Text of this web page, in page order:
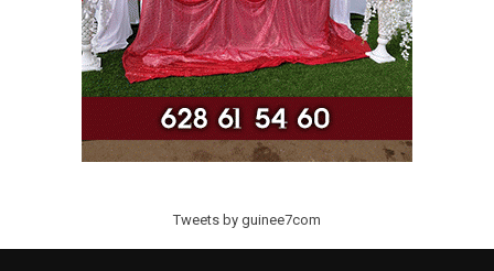
Tweets by guinee7com